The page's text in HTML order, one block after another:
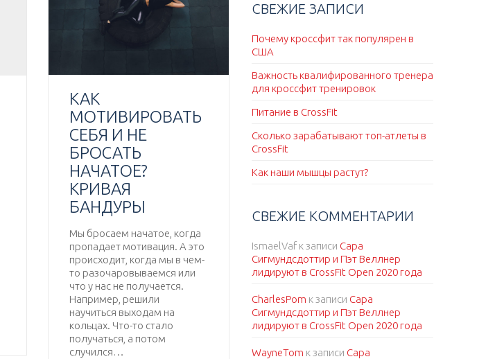
КАК
МОТИВИРОВАТЬ
СЕБЯ И НЕ
БРОСАТЬ
НАЧАТОЕ?
КРИВАЯ
БАНДУРЫ
Мы бросаем начатое, когда
пропадает мотивация. А это
происходит, когда мы в чем-
то разочаровываемся или
что у нас не получается.
Например, решили
научиться выходам на
кольцах. Что-то стало
получаться, а потом
случился…
СВЕЖИЕ ЗАПИСИ
Почему кроссфит так популярен в
США
Важность квалифированного тренера
для кроссфит тренировок
Питание в CrossFit
Сколько зарабатывают топ-атлеты в
CrossFit
Как наши мышцы растут?
СВЕЖИЕ КОММЕНТАРИИ
IsmaelVafк записи Сара
Сигмундсдоттир и Пэт Веллнер
лидируют в CrossFit Open 2020 года
CharlesPom к записи Сара
Сигмундсдоттир и Пэт Веллнер
лидируют в CrossFit Open 2020 года
WayneTom к записи Сара